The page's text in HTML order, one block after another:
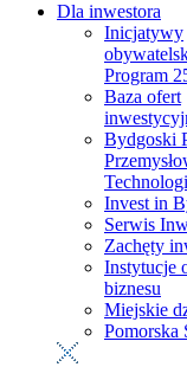
Dla inwestora
Inicjatywy
Program
Baza ofert
Bydgoski
Invest in
Serwis
Zachęty
Instytucje
biznesu
Miejskie
Pomorska